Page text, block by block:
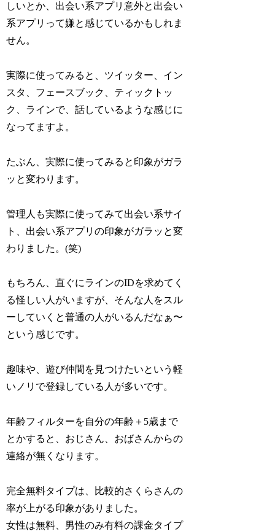
しいとか、出会い系アプリ意外と出会い
系アプリって嫌と感じているかもしれま
せん。
実際に使ってみると、ツイッター、イン
スタ、フェースブック、ティックトッ
ク、ラインで、話しているような感じに
なってますよ。
たぶん、実際に使ってみると印象がガラ
ッと変わります。
管理人も実際に使ってみて出会い系サイ
ト、出会い系アプリの印象がガラッと変
わりました。(笑)
もちろん、直ぐにラインのIDを求めてく
る怪しい人がいますが、そんな人をスル
ーしていくと普通の人がいるんだなぁ〜
という感じです。
趣味や、遊び仲間を見つけたいという軽
いノリで登録している人が多いです。
年齢フィルターを自分の年齢＋5歳まで
とかすると、おじさん、おばさんからの
連絡が無くなります。
完全無料タイプは、比較的さくらさんの
率が上がる印象がありました。
女性は無料、男性のみ有料の課金タイプ